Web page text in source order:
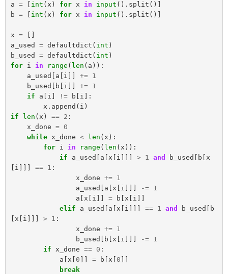
a = int ( x ) for x in input (). split ()]
b = int ( x ) for x in input (). split ()]
x =
a_used
= defaultdict ( int )
b_used
= defaultdict ( int )
for i in range ( len ( a )):
a_used
a i += 1
b_used
b i += 1
if
a i != b i ]:
x . append ( i )
if
len ( x ) == 2 :
x_done = 0
while x_done < len ( x ):
for i in range ( len ( x )):
if
a_used a x i > 1 and b_used b x
i == 1 :
x_done += 1
a_used
a x i -= 1
a x i = b x i
elif
a_used a x i == 1 and b_used
b
x i > 1 :
x_done += 1
b_used
b x i -= 1
if x_done == 0 :
a x 0 = b x 0
break